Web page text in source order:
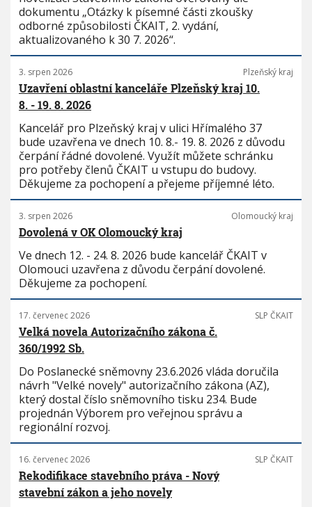
dokumentu „Otázky k písemné části zkoušky
odborné způsobilosti ČKAIT, 2. vydání,
aktualizovaného k 30 7. 2026“.
3. srpen 2026 Plzeňský kraj
Uzavření oblastní kanceláře Plzeňský kraj 10.
8. - 19. 8. 2026
Kancelář pro Plzeňský kraj v ulici Hřímalého 37
bude uzavřena ve dnech 10. 8.- 19. 8. 2026 z důvodu
čerpání řádné dovolené. Využít můžete schránku
pro potřeby členů ČKAIT u vstupu do budovy.
Děkujeme za pochopení a přejeme příjemné léto.
3. srpen 2026 Olomoucký kraj
Dovolená v OK Olomoucký kraj
Ve dnech 12. - 24. 8. 2026 bude kancelář ČKAIT v
Olomouci uzavřena z důvodu čerpání dovolené.
Děkujeme za pochopení.
17. červenec 2026 SLP ČKAIT
Velká novela Autorizačního zákona č.
360/1992 Sb.
Do Poslanecké sněmovny 23.6.2026 vláda doručila
návrh "Velké novely" autorizačního zákona (AZ),
který dostal číslo sněmovního tisku 234. Bude
projednán Výborem pro veřejnou správu a
regionální rozvoj.
16. červenec 2026 SLP ČKAIT
Rekodifikace stavebního práva - Nový
stavební zákon a jeho novely